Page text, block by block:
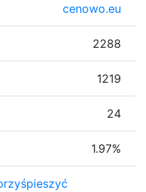
cenowo.eu
2288
1219
24
1.97%